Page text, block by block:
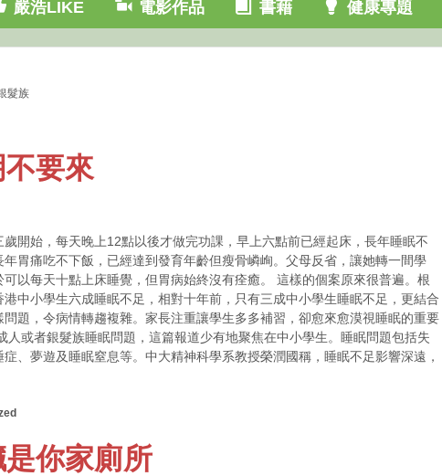
嚴浩LIKE 電影作品 書藉 健康專題
髮族
要來
歲開始，每天晚上12點以後才做完功課，早上六點前已經起床，長年睡眠不
年胃痛吃不下飯，已經達到發育年齡但瘦骨嶙峋。父母反省，讓她轉一間學
以每天十點上床睡覺，但胃病始終沒有痊癒。 這樣的個案原來很普遍。根
中小學生六成睡眠不足，相對十年前，只有三成中小學生睡眠不足，更結合
問題，令病情轉趨複雜。家長注重讓學生多多補習，卻愈來愈漠視睡眠的重要
人或者銀髮族睡眠問題，這篇報道少有地聚焦在中小學生。睡眠問題包括失
、夢遊及睡眠窒息等。中大精神科學系教授榮潤國稱，睡眠不足影響深遠，
你家廁所